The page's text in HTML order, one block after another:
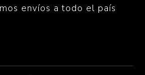
envíos a todo el país